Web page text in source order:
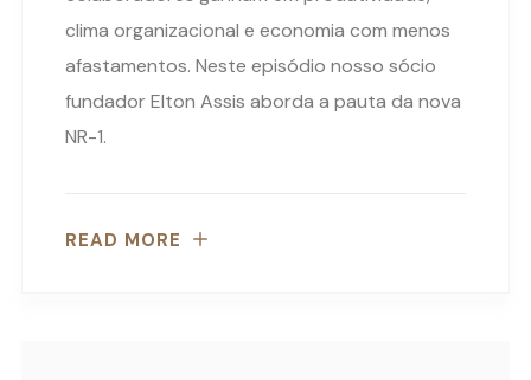
clima organizacional e economia com menos
afastamentos. Neste episódio nosso sócio
fundador Elton Assis aborda a pauta da nova
NR-1.
READ MORE